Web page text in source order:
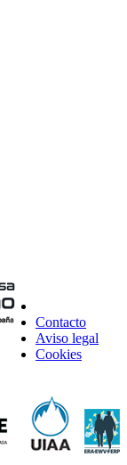
Contacto
Aviso legal
Cookies